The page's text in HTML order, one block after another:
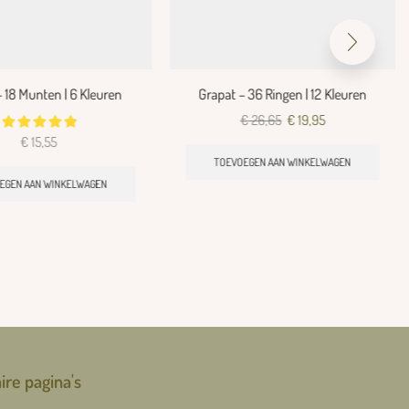
18 Munten | 6 Kleuren
€15,55
AAN WINKELWAGEN
Grapat – 36 Ringen | 12 Kleuren
€26,65 €19,95
TOEVOEGEN AAN WINKELWAGEN
pagina's